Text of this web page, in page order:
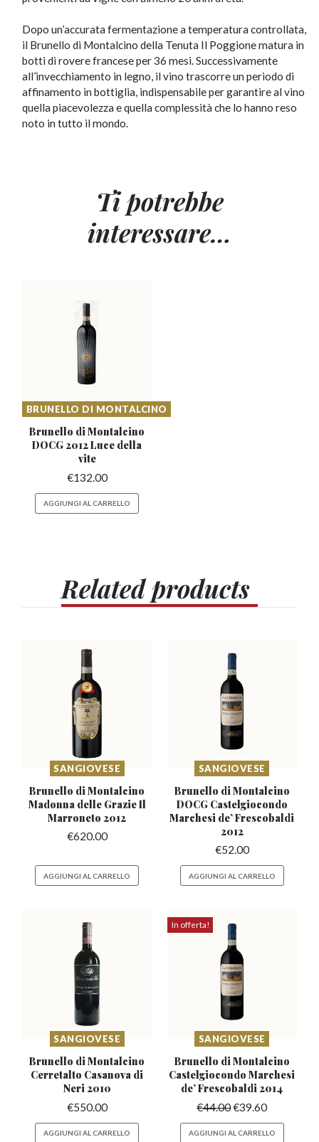
Dopo un’accurata fermentazione a temperatura controllata,
il Brunello di Montalcino della Tenuta Il Poggione matura in
botti di rovere francese per 36 mesi. Successivamente
all’invecchiamento in legno, il vino trascorre un periodo di
affinamento in bottiglia, indispensabile per garantire al vino
quella piacevolezza e quella complessità che lo hanno reso
noto in tutto il mondo.
Ti potrebbe
interessare…
BRUNELLO DI MONTALCINO
Brunello di Montalcino
DOCG 2012 Luce della
vite
€132.00
AGGIUNGI AL CARRELLO
Relatedproducts
SANGIOVESE
Brunello di Montalcino
Madonna delle Grazie Il
Marroneto 2012
€620.00
AGGIUNGI AL CARRELLO
SANGIOVESE
Brunello di Montalcino
DOCG Castelgiocondo
Marchesi de’ Frescobaldi
2012
€52.00
AGGIUNGI AL CARRELLO
SANGIOVESE
Brunello di Montalcino
Cerretalto Casanova di
Neri 2010
€550.00
AGGIUNGI AL CARRELLO
In offerta!
SANGIOVESE
Brunello di Montalcino
CastelgiocondoMarchesi
de’ Frescobaldi 2014
€44.00€39.60
AGGIUNGI AL CARRELLO